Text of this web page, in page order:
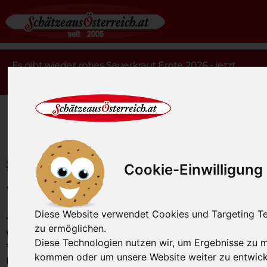
Cookie-Einwilligung
Diese Website verwendet Cookies und Targeting
zu ermöglichen.
Diese Technologien nutzen wir, um Ergebnisse zu
kommen oder um unsere Website weiter zu
Es gibt wieder rohes Sauerkraut Ernte 2026 - jetzt
Startseite Essen Wurstküche
Wurstküche
Tierwohl und traditionelles Wurst Handwerk stehen im
Vordergrundunser Brühwürste. Dabei haben unsere
Tiere mehr Zeit zum Wachsen. Der Brühwurst
Bereich ist wichtig um alle Teile der Tiere aufzuarbeiten.